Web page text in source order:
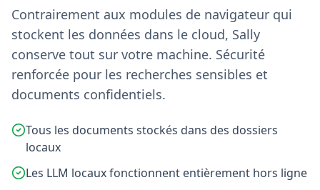
Contrairement aux modules de navigateur qui
stockent les données dans le cloud, Sally
conserve tout sur votre machine. Sécurité
renforcée pour les recherches sensibles et
documents confidentiels.
Tous les documents stockés dans des dossiers
locaux
Les LLM locaux fonctionnent entièrement hors ligne